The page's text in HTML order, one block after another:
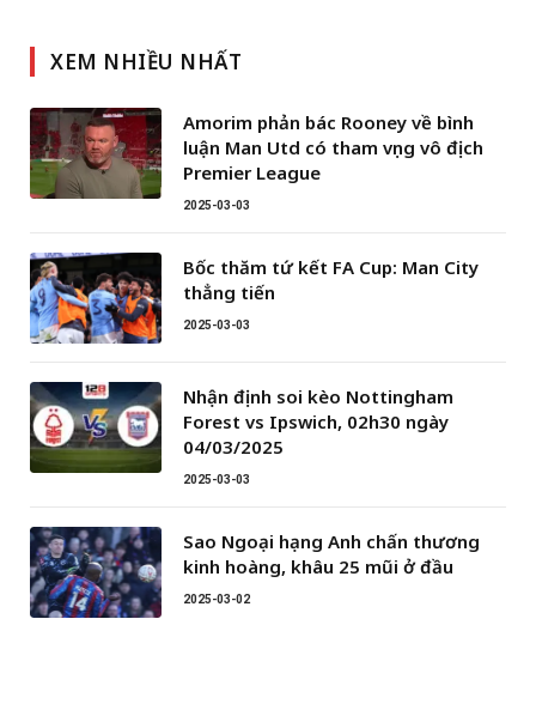
XEM NHIỀU NHẤT
Amorim phản bác Rooney về bình
luận Man Utd có tham vọng vô địch
Premier League
2025-03-03
Bốc thăm tứ kết FA Cup: Man City
thẳng tiến
2025-03-03
Nhận định soi kèo Nottingham
Forest vs Ipswich, 02h30 ngày
04/03/2025
2025-03-03
Sao Ngoại hạng Anh chấn thương
kinh hoàng, khâu 25 mũi ở đầu
2025-03-02